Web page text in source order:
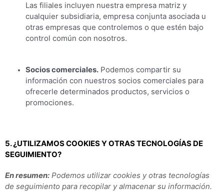
Las filiales incluyen nuestra empresa matriz y
cualquier subsidiaria, empresa conjunta asociada u
otras empresas que controlemos o que estén bajo
control común con nosotros.
Socios comerciales. Podemos compartir su
información con nuestros socios comerciales para
ofrecerle determinados productos, servicios o
promociones.
5. ¿UTILIZAMOS COOKIES Y OTRAS TECNOLOGÍAS DE
SEGUIMIENTO?
En resumen: Podemos utilizar cookies y otras tecnologías
de seguimiento para recopilar y almacenar su información.